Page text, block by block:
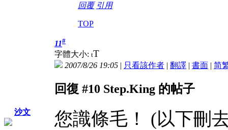
回覆 引用
TOP
沙文
11#
字體大小: tT
2007/8/26 19:05 | 只看該作者 | 翻譯 | 書面 | 简
回復 #10 Step.King 的帖子
您識條毛！ (以下刪